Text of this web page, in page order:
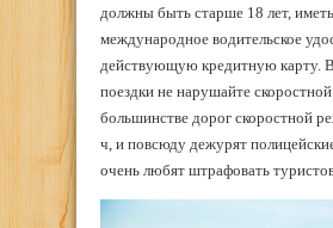
должны быть старше 18 лет, иметь
международное водительское
действующую кредитную карту.
поездки не нарушайте
большинстве дорог скоростной
ч, и повсюду дежурят
очень любят штрафовать